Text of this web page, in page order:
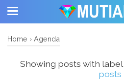
Home › Agenda
Showing posts with label
posts